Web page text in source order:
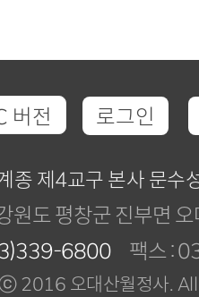
버전 로그인
종 제4교구 본사 문수
원도 평창군 진부면
6800 팩스 :
2016 오대산월정사.